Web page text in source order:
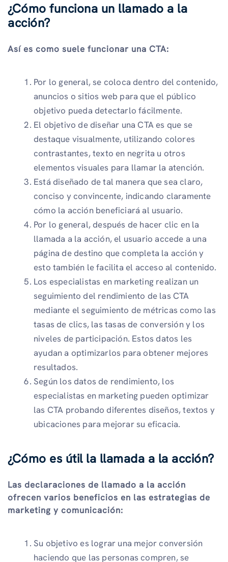
¿Cómo funciona un llamado a la
acción?
Así es como suele funcionar una CTA:
Por lo general, se coloca dentro del contenido,
anuncios o sitios web para que el público
objetivo pueda detectarlo fácilmente.
El objetivo de diseñar una CTA es que se
destaque visualmente, utilizando colores
contrastantes, texto en negrita u otros
elementos visuales para llamar la atención.
Está diseñado de tal manera que sea claro,
conciso y convincente, indicando claramente
cómo la acción beneficiará al usuario.
Por lo general, después de hacer clic en la
llamada a la acción, el usuario accede a una
página de destino que completa la acción y
esto también le facilita el acceso al contenido.
Los especialistas en marketing realizan un
seguimiento del rendimiento de las CTA
mediante el seguimiento de métricas como las
tasas de clics, las tasas de conversión y los
niveles de participación. Estos datos les
ayudan a optimizarlos para obtener mejores
resultados.
Según los datos de rendimiento, los
especialistas en marketing pueden optimizar
las CTA probando diferentes diseños, textos y
ubicaciones para mejorar su eficacia.
¿Cómo es útil la llamada a la acción?
Las declaraciones de llamado a la acción
ofrecen varios beneficios en las estrategias de
marketing y comunicación:
Su objetivo es lograr una mejor conversión
haciendo que las personas compren, se